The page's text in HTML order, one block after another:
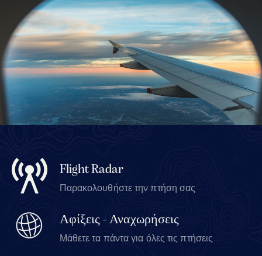
Flight Radar
Παρακολουθήστε την πτήση σας
Αφίξεις - Αναχωρήσεις
Μάθετε τα πάντα για όλες τις πτήσεις